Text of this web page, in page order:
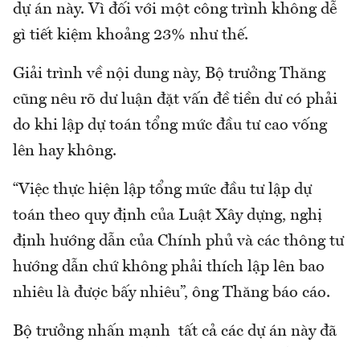
dự án này. Vì đối với một công trình không dễ
gì tiết kiệm khoảng 23% như thế.
Giải trình về nội dung này, Bộ trưởng Thăng
cũng nêu rõ dư luận đặt vấn đề tiền dư có phải
do khi lập dự toán tổng mức đầu tư cao vống
lên hay không.
“Việc thực hiện lập tổng mức đầu tư lập dự
toán theo quy định của Luật Xây dựng, nghị
định hướng dẫn của Chính phủ và các thông tư
hướng dẫn chứ không phải thích lập lên bao
nhiêu là được bấy nhiêu”, ông Thăng báo cáo.
Bộ trưởng nhấn mạnh tất cả các dự án này đã